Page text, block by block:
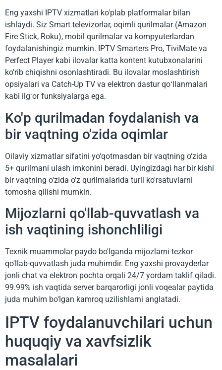
Eng yaxshi IPTV xizmatlari ko'plab platformalar bilan
ishlaydi. Siz Smart televizorlar, oqimli qurilmalar (Amazon
Fire Stick, Roku), mobil qurilmalar va kompyuterlardan
foydalanishingiz mumkin. IPTV Smarters Pro, TiviMate va
Perfect Player kabi ilovalar katta kontent kutubxonalarini
ko'rib chiqishni osonlashtiradi. Bu ilovalar moslashtirish
opsiyalari va Catch-Up TV va elektron dastur qoʻllanmalari
kabi ilgʻor funksiyalarga ega.
Ko'p qurilmadan foydalanish va
bir vaqtning o'zida oqimlar
Oilaviy xizmatlar sifatini yo‘qotmasdan bir vaqtning o‘zida
5+ qurilmani ulash imkonini beradi. Uyingizdagi har bir kishi
bir vaqtning o'zida o'z qurilmalarida turli ko'rsatuvlarni
tomosha qilishi mumkin.
Mijozlarni qo'llab-quvvatlash va
ish vaqtining ishonchliligi
Texnik muammolar paydo bo'lganda mijozlarni tezkor
qo'llab-quvvatlash juda muhimdir. Eng yaxshi provayderlar
jonli chat va elektron pochta orqali 24/7 yordam taklif qiladi.
99.99% ish vaqtida server barqarorligi jonli voqealar paytida
juda muhim bo'lgan kamroq uzilishlarni anglatadi.
IPTV foydalanuvchilari uchun
huquqiy va xavfsizlik
masalalari